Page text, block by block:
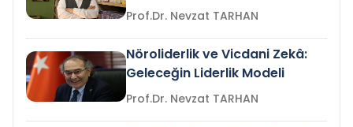
Prof.Dr. Nevzat TARHAN
Nöroliderlik ve Vicdani Zekâ:
Geleceğin Liderlik Modeli
Prof.Dr. Nevzat TARHAN